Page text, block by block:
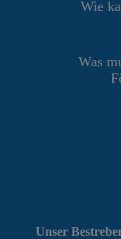
Wie
Was
Unser